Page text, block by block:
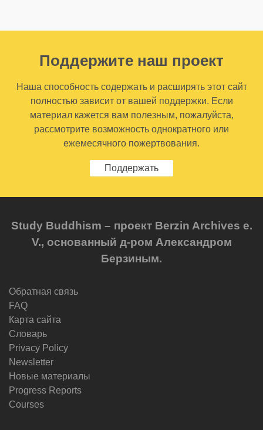
Поддержите наш проект
Наша способность содержать и расширять этот сайт
полностью зависит от вашей поддержки. Если
материал кажется вам полезным, пожалуйста,
рассмотрите возможность однократного или
ежемесячного пожертвования.
Поддержать
Study Buddhism – проект Berzin Archives e.
V., основанный д-ром Александром
Берзиным.
Обратная связь
FAQ
Карта сайта
Словарь
Privacy Policy
Newsletter
Новые материалы
Progress Reports
Courses